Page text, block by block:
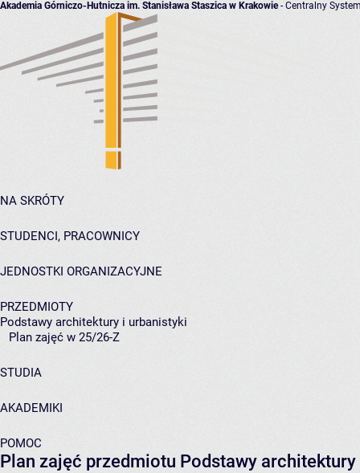
Akademia Górniczo-Hutnicza im. Stanisława Staszica w Krakowie- Centralny
NA SKRÓTY
STUDENCI, PRACOWNICY
JEDNOSTKI ORGANIZACYJNE
PRZEDMIOTY
Podstawy architektury i urbanistyki
Plan zajęć w 25/26-Z
STUDIA
AKADEMIKI
POMOC
Plan zajęć przedmiotu Podstawy